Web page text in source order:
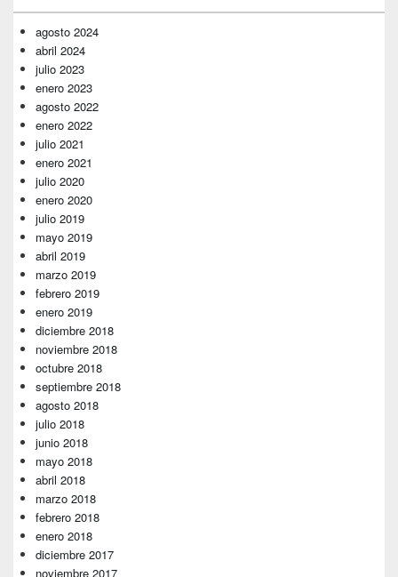
primaria
agosto 2024
abril 2024
julio 2023
enero 2023
agosto 2022
enero 2022
julio 2021
enero 2021
julio 2020
enero 2020
julio 2019
mayo 2019
abril 2019
marzo 2019
febrero 2019
enero 2019
diciembre 2018
noviembre 2018
octubre 2018
septiembre 2018
agosto 2018
julio 2018
junio 2018
mayo 2018
abril 2018
marzo 2018
febrero 2018
enero 2018
diciembre 2017
noviembre 2017